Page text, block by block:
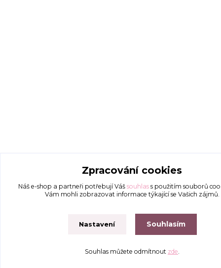
Zpracování cookies
Náš e-shop a partneři potřebují Váš souhlass použitím souborů
Vám mohli zobrazovat informace týkající se Vašich zájmů.
Nastavení Souhlasím
Souhlas můžete odmítnout zde